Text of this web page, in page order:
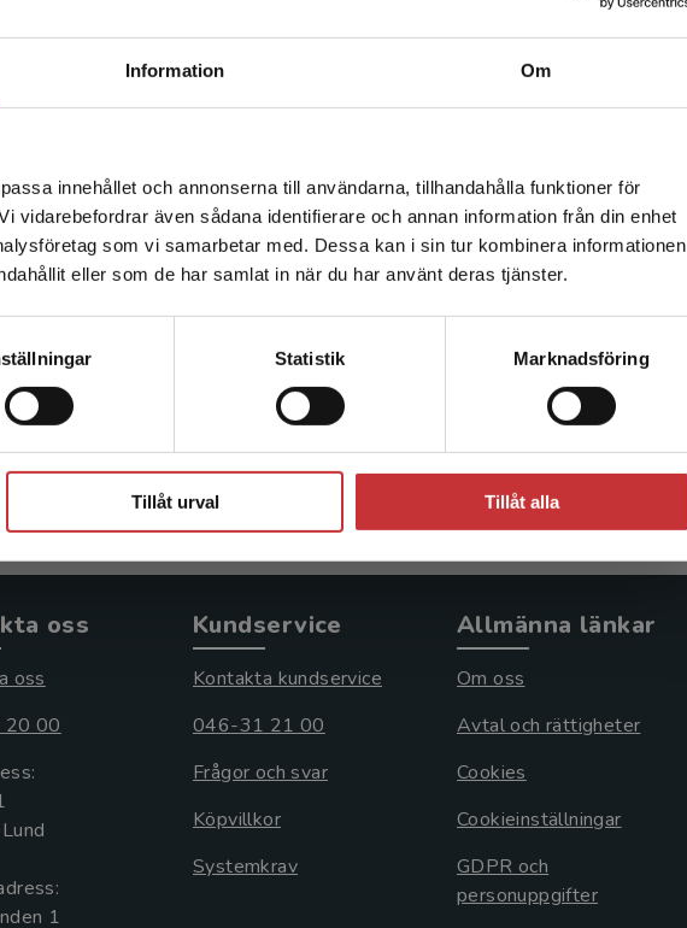
Information Om
innehållet och annonserna till användarna, tillhandahålla funktioner för
vidarebefordrar även sådana identifierare och annan information från din enhet
som vi samarbetar med. Dessa kan i sin tur kombinera informationen
eller som de har samlat in när du har använt deras tjänster.
Statistik Marknadsföring
Tillåt urval Tillåt alla
fraktregion
som att du besöker studentlitteratur.se via en
Sverige. Vi erbjuder inte leveranser utanför
att kunna slutföra ett köp måste
vara i Sverige.Läs mer
Kooperativt lärande i
förskolan och skolans första
år
Fohlin, Lisa m. fl.
324 kr
Exkl. moms: 306 kr
oss
oss
00
1
Kundservice
Kontakta kundservice
046-31 21 00
Frågor och svar
Köpvillkor
Systemkrav
Allmänna länkar
Om oss
Avtal och rättigheter
Cookies
Cookieinställningar
GDPR och
personuppgifter